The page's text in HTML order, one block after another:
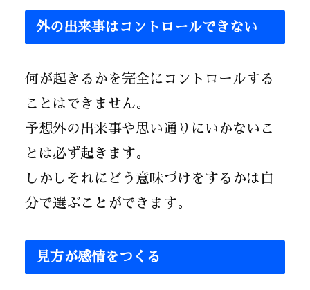
外の出来事はコントロールできない
何が起きるかを完全にコントロールする
ことはできません。
予想外の出来事や思い通りにいかないこ
とは必ず起きます。
しかしそれにどう意味づけをするかは自
分で選ぶことができます。
見方が感情をつくる